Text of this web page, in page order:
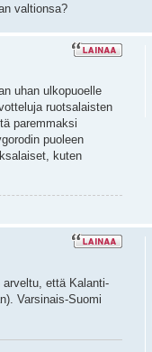
valtionsa?
uhan ulkopuoelle
ruotsalaisten
paremmaksi
puoleen
kuten
että Kalanti-
Varsinais-Suomi